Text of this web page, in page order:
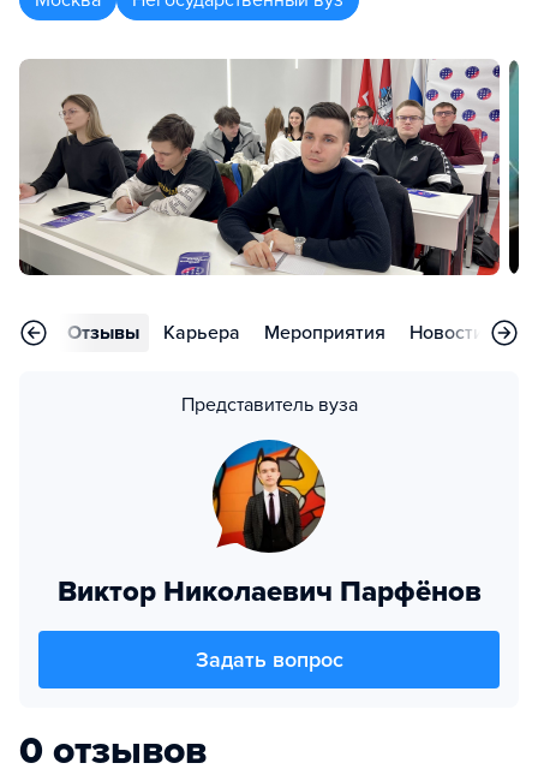
Отзывы Карьера Мероприятия Новости
Представитель вуза
Виктор Николаевич Парфёнов
Задать вопрос
0 отзывов